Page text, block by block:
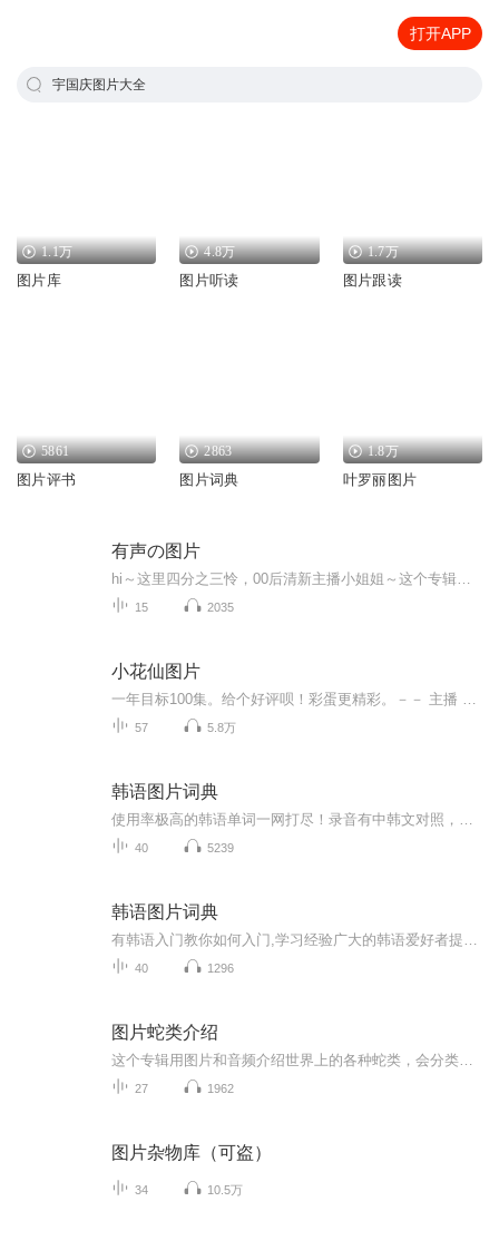
打开APP
宇国庆图片大全
1.1万
图片库
4.8万
图片听读
1.7万
图片跟读
5861
图片评书
2863
图片词典
1.8万
叶罗丽图片
有声の图片
15 2035
小花仙图片
57 5.8万
韩语图片词典
40 5239
韩语图片词典
40 1296
图片蛇类介绍
27 1962
图片杂物库（可盗）
34 10.5万